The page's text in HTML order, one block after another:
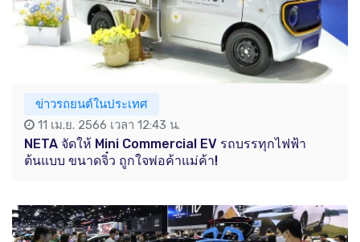
ข่าวรถยนต์ในประเทศ
11 เม.ย. 2566 เวลา 12:43 น.
NETA จัดให้ Mini Commercial EV รถบรรทุกไฟฟ้า
ต้นแบบ ขนาดจิ๋ว ถูกใจพ่อค้าแม่ค้า!